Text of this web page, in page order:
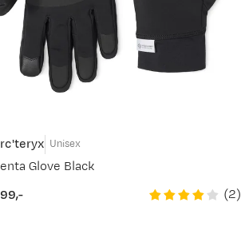
Unisex
Glove Black
(2)